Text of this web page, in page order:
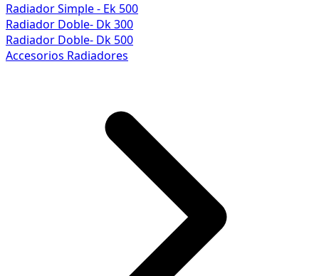
Radiador Simple - Ek 500
Radiador Doble- Dk 300
Radiador Doble- Dk 500
Accesorios Radiadores